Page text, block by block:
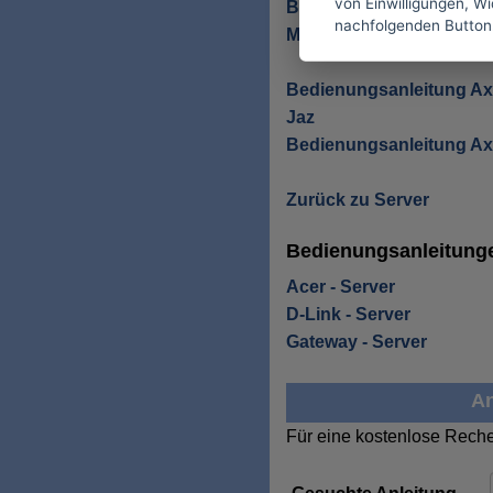
Bedienungsanleitung
Mb TR
Bedienungsanleitung
Jaz
Bedienungsanleitung
Zurück zu Server
Acer - Server
D-Link - Server
Gateway - Server
Für eine kostenlose
nachfolgenden